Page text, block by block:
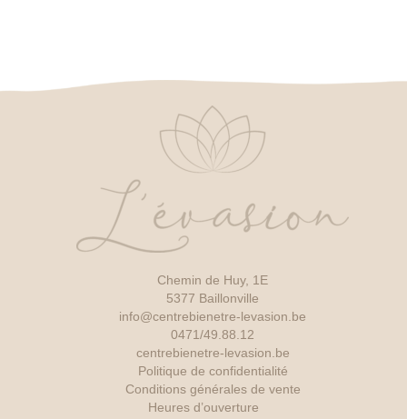
Chemin de Huy, 1E
5377 Baillonville
info@centrebienetre-levasion.be
0471/49.88.12
centrebienetre-levasion.be
Politique de confidentialité
Conditions générales de vente
Heures d’ouverture